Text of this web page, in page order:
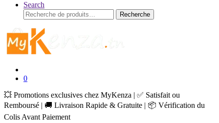
Search
Recherche
pour :
Recherche
0
💥 Promotions exclusives chez MyKenza | ✅ Satisfait ou
Remboursé | 🚚 Livraison Rapide & Gratuite | 📦 Vérification du
Colis Avant Paiement